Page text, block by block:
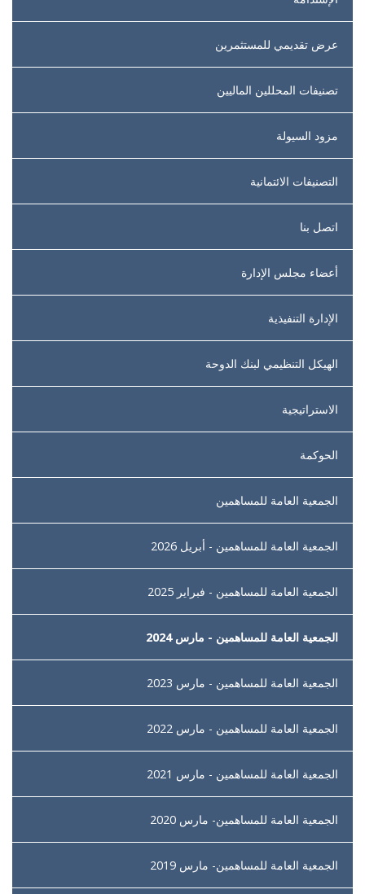
عرض تقديمي للمستثمرين
تصنيفات المحللين الماليين
مزود السيولة
التصنيفات الائتمانية
اتصل بنا
أعضاء مجلس الإدارة
الإدارة التنفيذية
الهيكل التنظيمي لبنك الدوحة
الاستراتيجية
الحوكمة
الجمعية العامة للمساهمين
الجمعية العامة للمساهمين - أبريل 2026
الجمعية العامة للمساهمين - فبراير 2025
الجمعية العامة للمساهمين - مارس 2024
الجمعية العامة للمساهمين - مارس 2023
الجمعية العامة للمساهمين - مارس 2022
الجمعية العامة للمساهمين - مارس 2021
الجمعية العامة للمساهمين- مارس 2020
الجمعية العامة للمساهمين- مارس 2019